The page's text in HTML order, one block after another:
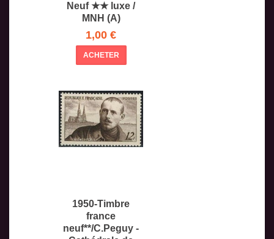
Neuf ★★ luxe /
MNH (A)
1,00 €
ACHETER
1950-Timbre
france
neuf**/C.Peguy -